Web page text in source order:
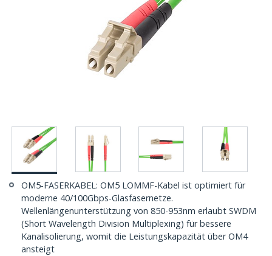
OM5-FASERKABEL: OM5 LOMMF-Kabel ist optimiert für
moderne 40/100Gbps-Glasfasernetze.
Wellenlängenunterstützung von 850-953nm erlaubt SWDM
(Short Wavelength Division Multiplexing) für bessere
Kanalisolierung, womit die Leistungskapazität über OM4
ansteigt